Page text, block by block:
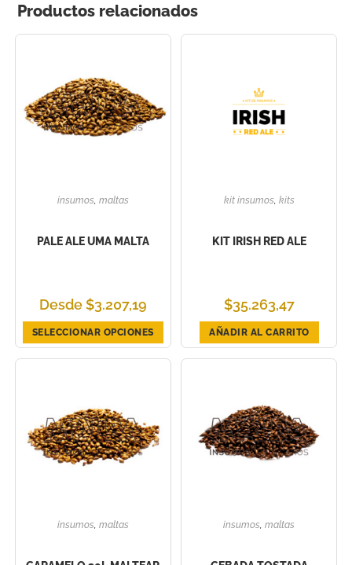
Productos relacionados
insumos, maltas
PALE ALE UMA MALTA
Desde $3.207,19
SELECCIONAR OPCIONES
kit insumos, kits
KIT IRISH RED ALE
$35.263,47
AÑADIR AL CARRITO
insumos maltas insumos ,maltas